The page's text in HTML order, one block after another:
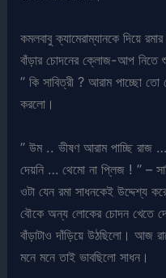
কমলবাবু ক্যামেরাম্যানকে দিয়ে
বাঁড়ার চোদনের ক্লোজ-আপ নিতে
” কি সাবিত্রী ? আরাম পাচ্ছো তো
করলো।
” উম .. ভীষণ আরাম পাচ্ছি রাজ
দেয়নি … থেমো না প্লিজ ! ” –
ওটা যেন রমা সাধনকেই উদ্দেশ্য
বৌকে অন্য লোকের চোদন খেতে
বাঁড়াটাও দাঁড়িয়ে উঠছিলো। আজ
মনে মনে তাই ভাবছিলো সাধন।